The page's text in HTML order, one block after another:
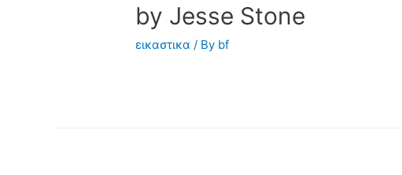
by Jesse Stone
εικαστικα / By bf